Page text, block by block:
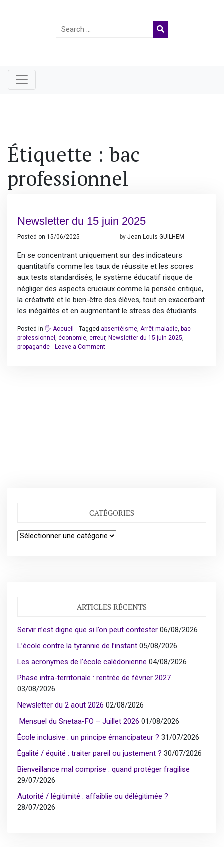
Search
Étiquette : bac
professionnel
Newsletter du 15 juin 2025
Posted on 15/06/2025 by Jean-Louis GUILHEM
En se concentrant uniquement sur des indicateurs
quantitatifs comme les taux de réussite et les scores
aux tests standardisés, le système éducatif risque de
négliger des aspects cruciaux comme la pensée critique,
la créativité et le bien-être des élèves, tout en exacerbant
les inégalités et en augmentant le stress des étudiants.
Posted in 🖐️ Accueil Tagged absentéisme Arrêt maladie bac
professionnel
économie erreur, Newsletter du 15 juin 2025
propagande
Leave a Commenton
CATÉGORIES
Catégories
ARTICLES RÉCENTS
Servir n’est digne que si l’on peut contester 06/08/2026
L’école contre la tyrannie de l’instant 05/08/2026
Les acronymes de l’école calédonienne 04/08/2026
Phase intra-territoriale : rentrée de février 2027
03/08/2026
Newsletter du 2 aout 2026 02/08/2026
Mensuel du Snetaa-FO – Juillet 2026 01/08/2026
École inclusive : un principe émancipateur ? 31/07/2026
Égalité / équité : traiter pareil ou justement ? 30/07/2026
Bienveillance mal comprise : quand protéger fragilise
29/07/2026
Autorité / légitimité : affaiblie ou délégitimée ?
28/07/2026